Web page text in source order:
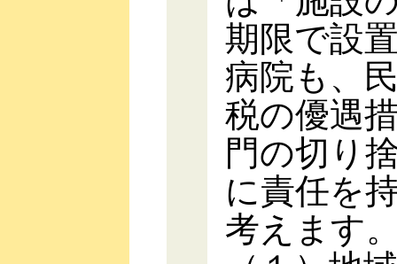
期限で設
病院も、
税の優遇
門の切り
に責任を
考えます